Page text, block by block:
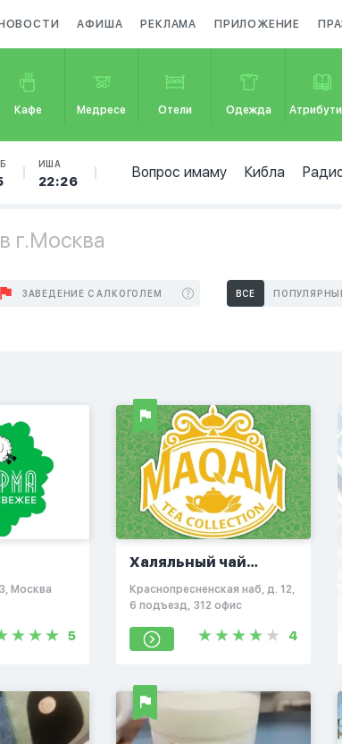
НОВОСТИ АФИША РЕКЛАМА ПРИЛОЖЕНИЕ
Кафе Медресе Отели Одежда
ИША
22:26
Вопрос имаму Кибла
г.Москва
ЗАВЕДЕНИЕ С АЛКОГОЛЕМ ВСЕ
Москва
5
Халяльный чай
«MAQAM»
Краснопресненская наб, д. 12,
6 подъезд, 312 офис
4